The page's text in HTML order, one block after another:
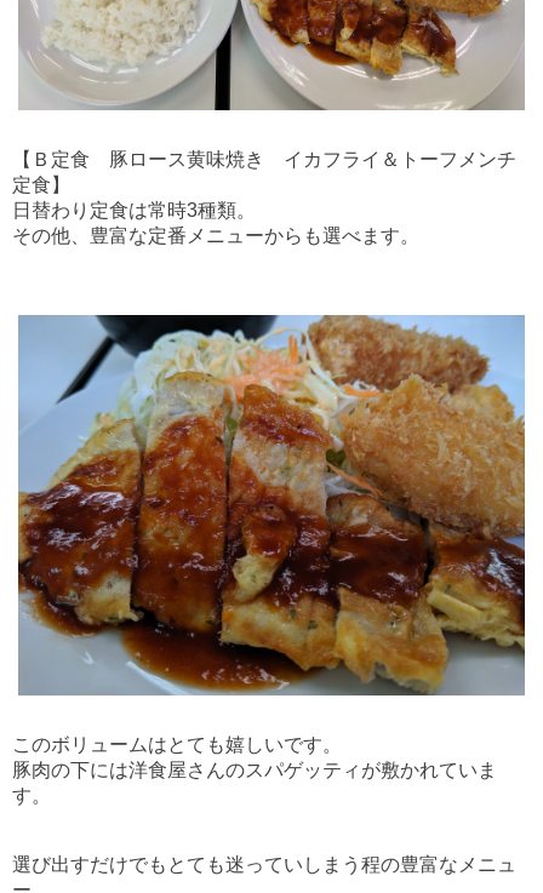
【Ｂ定食 豚ロース黄味焼き イカフライ＆トーフメンチ
定食】
日替わり定食は常時3種類。
その他、豊富な定番メニューからも選べます。
このボリュームはとても嬉しいです。
豚肉の下には洋食屋さんのスパゲッティが敷かれていま
す。
選び出すだけでもとても迷っていしまう程の豊富なメニュ